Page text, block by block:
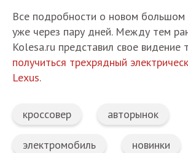
Все подробности о новом большом
уже через пару дней. Между тем
Kolesa.ru представил свое видение
получиться трехрядный
Lexus.
кроссовер авторынок
электромобиль новинки